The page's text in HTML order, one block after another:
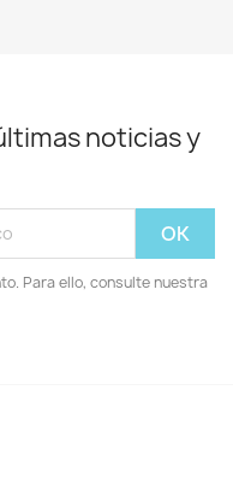
noticias y
Para ello, consulte nuestra